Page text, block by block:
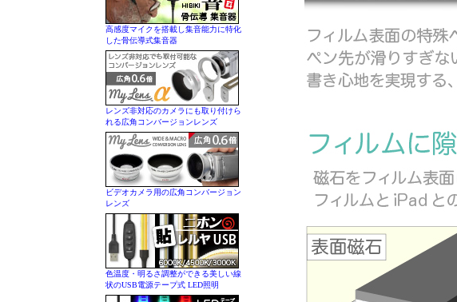
高感度マイクを搭載し集音能力に特化
した骨伝導式集音器
レンズ非対応のカメラにも取り付けら
れる広角コンバージョンレンズ
ビデオカメラ用の広角コンバージョン
レンズ
色温度・明るさ調整ができる美しい線
状のUSB電源テープ式 LED照明